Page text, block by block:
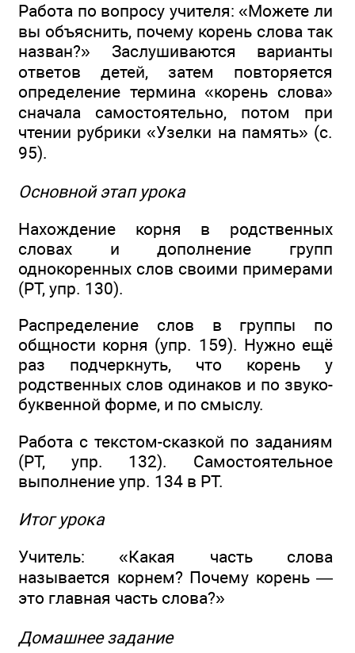
Работа по вопросу учителя: «Можете ли
вы объяснить, почему корень слова так
назван?» Заслушиваются варианты
ответов детей, затем повторяется
определение термина «корень слова»
сначала самостоятельно, потом при
чтении рубрики «Узелки на память» (с.
95).
Основной этап урока
Нахождение корня в родственных
словах и дополнение групп
однокоренных слов своими примерами
(РТ, упр. 130).
Распределение слов в группы по
общности корня (упр. 159). Нужно ещё
раз подчеркнуть, что корень у
родственных слов одинаков и по звуко-
буквенной форме, и по смыслу.
Работа с текстом-сказкой по заданиям
(РТ, упр. 132). Самостоятельное
выполнение упр. 134 в РТ.
Итог урока
Учитель: «Какая часть слова
называется корнем? Почему корень —
это главная часть слова?»
Домашнее задание